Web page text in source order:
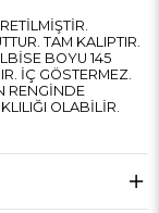
TAM KALIPTIR.
BOYU 145
İÇ GÖSTERMEZ.
RENGİNDE
OLABİLİR.